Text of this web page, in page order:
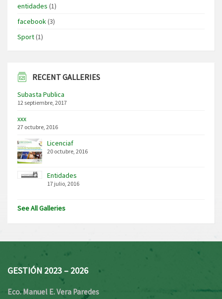
entidades (1)
facebook(3)
Sport(1)
RECENT GALLERIES
Subasta Publica
12 septiembre, 2017
xxx
27 octubre, 2016
Licenciaf
20 octubre, 2016
Entidades
17 julio, 2016
See All Galleries
GESTIÓN 2023 – 2026
Eco. Manuel E. Vera Paredes